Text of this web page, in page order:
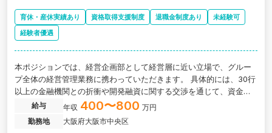
育休・産休実績あり 資格取得支援制度 退職金制度あり
未経験可
経験者優遇
本ポジションでは、経営企画部として経営層に近い立場で、グルー
プ全体の経営管理業務に携わっていただきます。 具体的には、30行
以上の金融機関との折衝や開発融資に関する交渉を通じて、資金調
達や財務戦略の実務経験を積むことができます。 また、信和グルー
プ各社の業績管理や中期経営計画の策定にも関与いただくため、単
なる数値集計ではなく、事業の成長戦略や経営判断に関わる経験を
給与 年収 400〜800 万円
勤務地
大阪府大阪市中央区